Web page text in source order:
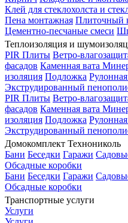
Клей для стеклохолста и
Пена монтажная Плиточный
Цементно-песчаные смеси
Теплоизоляция и
PIR Плиты Ветро-
фасадов Каменная вата
изоляция Подложка
Экструдированный
PIR Плиты Ветро-
фасадов Каменная вата
изоляция Подложка
Экструдированный
Домокомплект Технониколь
Бани Беседки Гаражи
Обсадные коробки
Бани Беседки Гаражи
Обсадные коробки
Транспортные услуги
Услуги